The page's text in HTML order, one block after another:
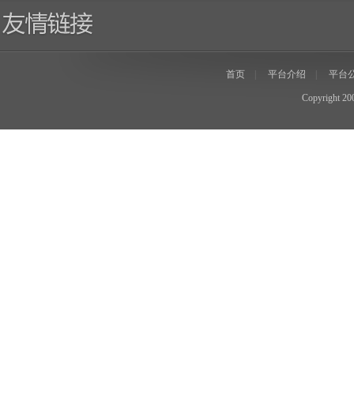
首页| 平台介绍 平台
Copyright